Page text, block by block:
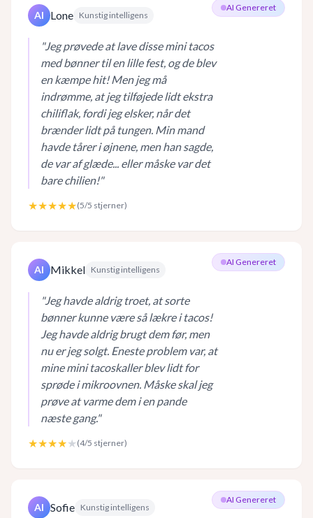
AI Genereret
AI Lone Kunstig intelligens
"Jeg prøvede at lave disse mini tacos
med bønner til en lille fest, og de blev
en kæmpe hit! Men jeg må
indrømme, at jeg tilføjede lidt ekstra
chiliflak, fordi jeg elsker, når det
brænder lidt på tungen. Min mand
havde tårer i øjnene, men han sagde,
de var af glæde... eller måske var det
bare chilien!"
★★★★★(5/5 stjerner)
AI Genereret
AI Mikkel Kunstig intelligens
"Jeg havde aldrig troet, at sorte
bønner kunne være så lækre i tacos!
Jeg havde aldrig brugt dem før, men
nu er jeg solgt. Eneste problem var, at
mine mini tacoskaller blev lidt for
sprøde i mikroovnen. Måske skal jeg
prøve at varme dem i en pande
næste gang."
★★★★★ (4/5 stjerner)
AI Genereret
AI Sofie Kunstig intelligens